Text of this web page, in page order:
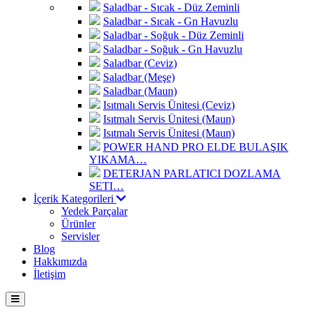
Saladbar - Sıcak - Düz Zeminli
Saladbar - Sıcak - Gn Havuzlu
Saladbar - Soğuk - Düz Zeminli
Saladbar - Soğuk - Gn Havuzlu
Saladbar (Ceviz)
Saladbar (Meşe)
Saladbar (Maun)
Isıtmalı Servis Ünitesi (Ceviz)
Isıtmalı Servis Ünitesi (Maun)
Isıtmalı Servis Ünitesi (Maun)
POWER HAND PRO ELDE BULAŞIK
YIKAMA…
DETERJAN PARLATICI DOZLAMA
SETI…
İçerik Kategorileri
Yedek Parçalar
Ürünler
Servisler
Blog
Hakkımızda
İletişim